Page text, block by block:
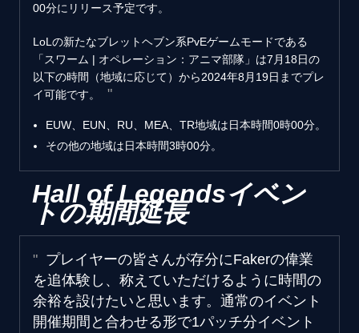
00分にリリース予定です。
LoLの新たなブレットヘブン系PvEゲームモードである
「スワーム | オペレーション：アニマ部隊」は7月18日の
以下の時間（地域に応じて）から2024年8月19日までプレ
イ可能です。
EUW、EUN、RU、MEA、TR地域は日本時間0時00分。
その他の地域は日本時間3時00分。
Hall of Legendsイベン
トの期間延長
プレイヤーの皆さんが存分にFakerの偉業
を追体験し、称えていただけるように時間の
余裕を設けたいと思います。通常のイベント
開催期間と合わせる形で1パッチ分イベント